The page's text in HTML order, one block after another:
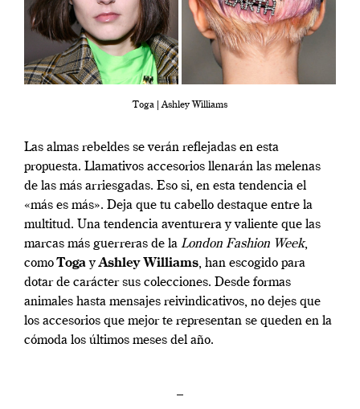
Toga | Ashley Williams
Las almas rebeldes se verán reflejadas en esta
propuesta. Llamativos accesorios llenarán las melenas
de las más arriesgadas. Eso si, en esta tendencia el
«más es más». Deja que tu cabello destaque entre la
multitud. Una tendencia aventurera y valiente que las
marcas más guerreras de la London Fashion Week,
comoTogayAshley Williams, han escogido para
dotar de carácter sus colecciones. Desde formas
animales hasta mensajes reivindicativos, no dejes que
los accesorios que mejor te representan se queden en la
cómoda los últimos meses del año.
–